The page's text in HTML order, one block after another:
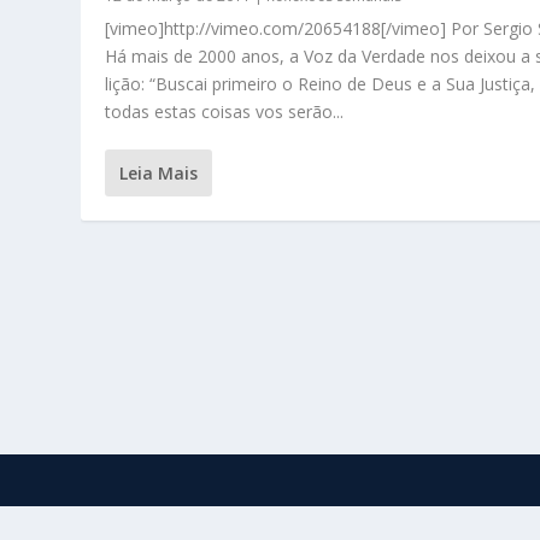
[vimeo]http://vimeo.com/20654188[/vimeo] Por Sergio
Há mais de 2000 anos, a Voz da Verdade nos deixou a
lição: “Buscai primeiro o Reino de Deus e a Sua Justiça,
todas estas coisas vos serão...
Leia Mais